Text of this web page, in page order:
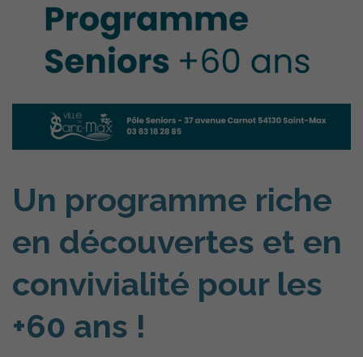
Un programme riche
en découvertes et en
convivialité pour les
+60 ans !